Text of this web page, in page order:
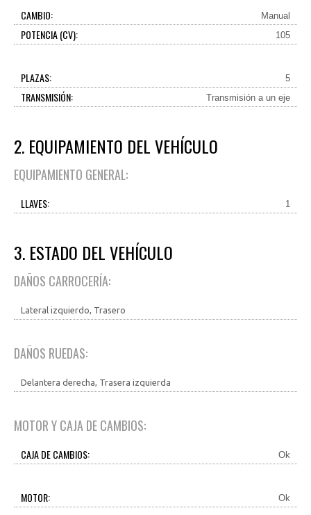
CAMBIO: Manual
POTENCIA (CV): 105
PLAZAS: 5
TRANSMISIÓN: Transmisión a un eje
2. EQUIPAMIENTO DEL VEHÍCULO
EQUIPAMIENTO GENERAL:
LLAVES: 1
3. ESTADO DEL VEHÍCULO
DAÑOS CARROCERÍA:
Lateral izquierdo, Trasero
DAÑOS RUEDAS:
Delantera derecha, Trasera izquierda
MOTOR Y CAJA DE CAMBIOS:
CAJA DE CAMBIOS: Ok
MOTOR: Ok